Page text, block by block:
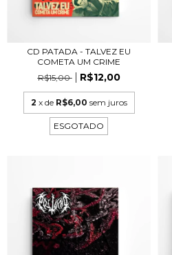
CD PATADA - TALVEZ EU
COMETA UM CRIME
R$15,00
R$12,00
2 x de R$6,00 sem juros
ESGOTADO